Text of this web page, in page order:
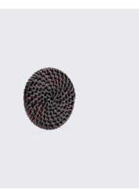
Додати в кошик